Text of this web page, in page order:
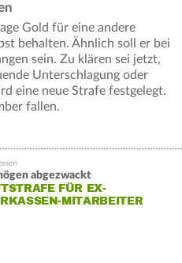
Gold für eine andere
behalten. Ähnlich soll er bei
sein. Zu klären sei jetzt,
Unterschlagung oder
eine neue Strafe festgelegt.
fallen.
abgezwackt
FÜR EX-
MITARBEITER